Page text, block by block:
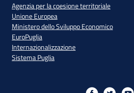
Agenzia per la coesione territoriale
Unione Europea
Ministero dello Sviluppo Economico
EuroPuglia
Internazionalizzazione
Sistema Puglia